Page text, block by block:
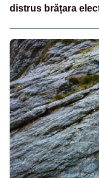
distrus brățara